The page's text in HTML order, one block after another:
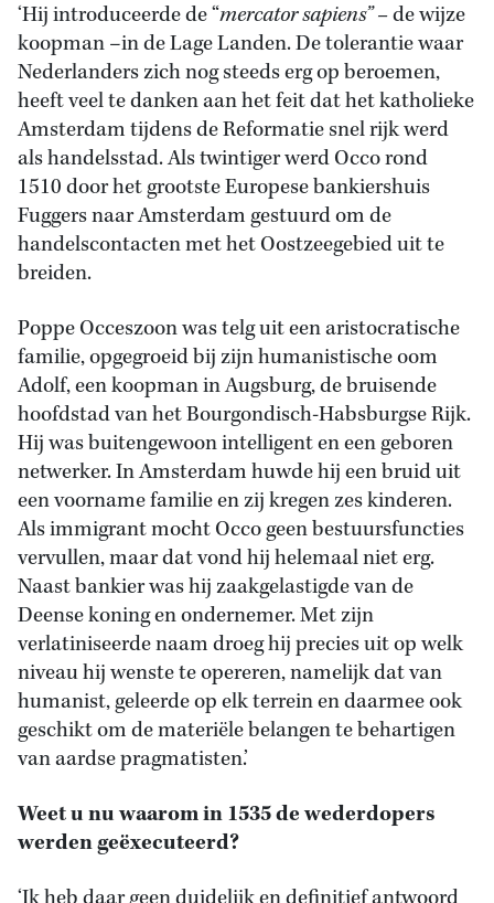
‘Hij introduceerde de “mercator sapiens” –de wijze
koopman –in de Lage Landen. De tolerantie waar
Nederlanders zich nog steeds erg op beroemen,
heeft veel te danken aan het feit dat het katholieke
Amsterdam tijdens de Reformatie snel rijk werd
als handelsstad. Als twintiger werd Occo rond
1510 door het grootste Europese bankiershuis
Fuggers naar Amsterdam gestuurd om de
handelscontacten met het Oostzeegebied uit te
breiden.
Poppe Occeszoon was telg uit een aristocratische
familie, opgegroeid bij zijn humanistische oom
Adolf, een koopman in Augsburg, de bruisende
hoofdstad van het Bourgondisch-Habsburgse Rijk.
Hij was buitengewoon intelligent en een geboren
netwerker. In Amsterdam huwde hij een bruid uit
een voorname familie en zij kregen zes kinderen.
Als immigrant mocht Occo geen bestuursfuncties
vervullen, maar dat vond hij helemaal niet erg.
Naast bankier was hij zaakgelastigde van de
Deense koning en ondernemer. Met zijn
verlatiniseerde naam droeg hij precies uit op welk
niveau hij wenste te opereren, namelijk dat van
humanist, geleerde op elk terrein en daarmee ook
geschikt om de materiële belangen te behartigen
van aardse pragmatisten.’
Weet u nu waarom in 1535 de wederdopers
werden geëxecuteerd?